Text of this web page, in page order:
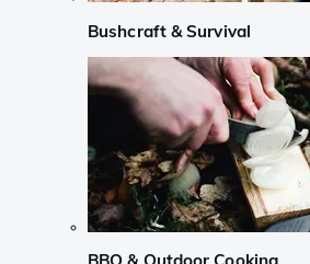
Bushcraft & Survival